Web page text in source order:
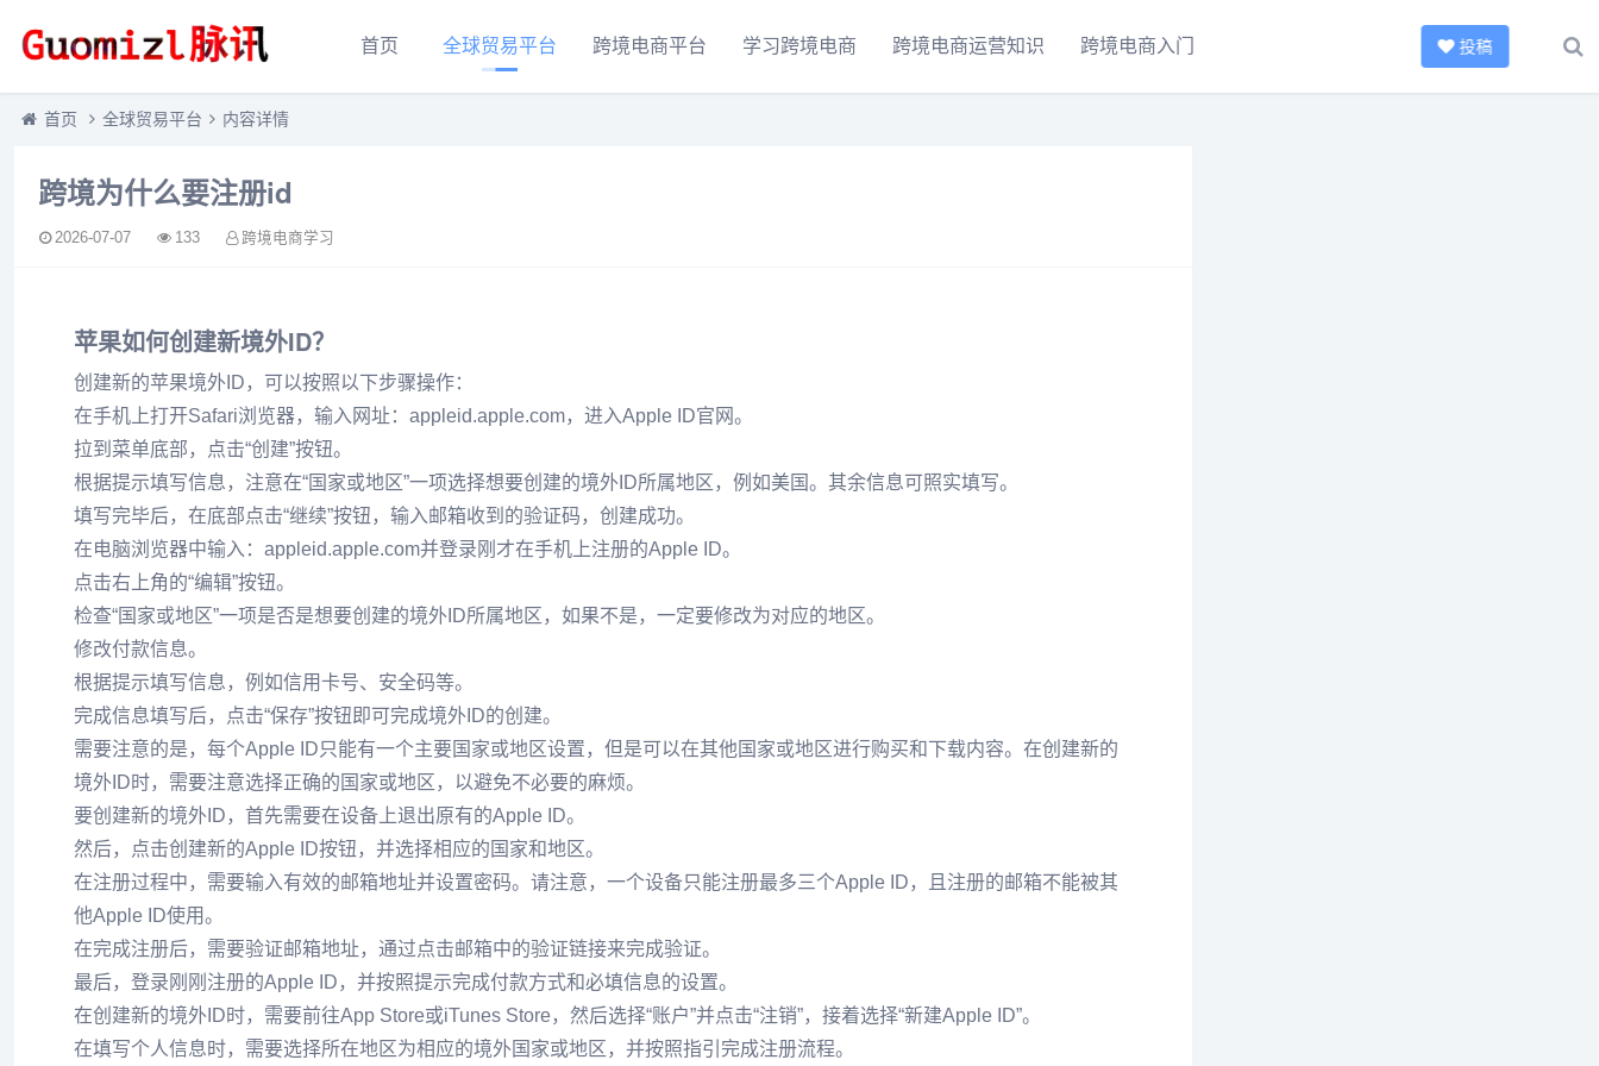
首页 全球贸易平台 跨境电商平台 学习跨境电商 跨境电商运营知识 跨境电商入门 投稿
首页 全球贸易平台 内容详情
跨境为什么要注册id
2026-07-07 133 跨境电商学习
苹果如何创建新境外ID？
创建新的苹果境外ID，可以按照以下步骤操作：
在手机上打开Safari浏览器，输入网址：appleid.apple.com，进入Apple ID官网。
拉到菜单底部，点击“创建”按钮。
根据提示填写信息，注意在“国家或地区”一项选择想要创建的境外ID所属地区，例如美国。其余信息可照实填写。
填写完毕后，在底部点击“继续”按钮，输入邮箱收到的验证码，创建成功。
在电脑浏览器中输入：appleid.apple.com并登录刚才在手机上注册的Apple ID。
点击右上角的“编辑”按钮。
检查“国家或地区”一项是否是想要创建的境外ID所属地区，如果不是，一定要修改为对应的地区。
修改付款信息。
根据提示填写信息，例如信用卡号、安全码等。
完成信息填写后，点击“保存”按钮即可完成境外ID的创建。
需要注意的是，每个Apple ID只能有一个主要国家或地区设置，但是可以在其他国家或地区进行购买和下载内容。在创建新的
境外ID时，需要注意选择正确的国家或地区，以避免不必要的麻烦。
要创建新的境外ID，首先需要在设备上退出原有的Apple ID。
然后，点击创建新的Apple ID按钮，并选择相应的国家和地区。
在注册过程中，需要输入有效的邮箱地址并设置密码。请注意，一个设备只能注册最多三个Apple ID，且注册的邮箱不能被其
他Apple ID使用。
在完成注册后，需要验证邮箱地址，通过点击邮箱中的验证链接来完成验证。
最后，登录刚刚注册的Apple ID，并按照提示完成付款方式和必填信息的设置。
在创建新的境外ID时，需要前往App Store或iTunes Store，然后选择“账户”并点击“注销”，接着选择“新建Apple ID”。
在填写个人信息时，需要选择所在地区为相应的境外国家或地区，并按照指引完成注册流程。